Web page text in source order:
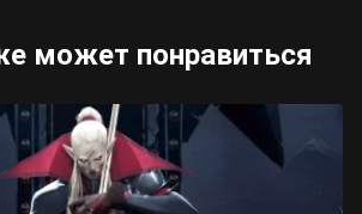
может понравиться